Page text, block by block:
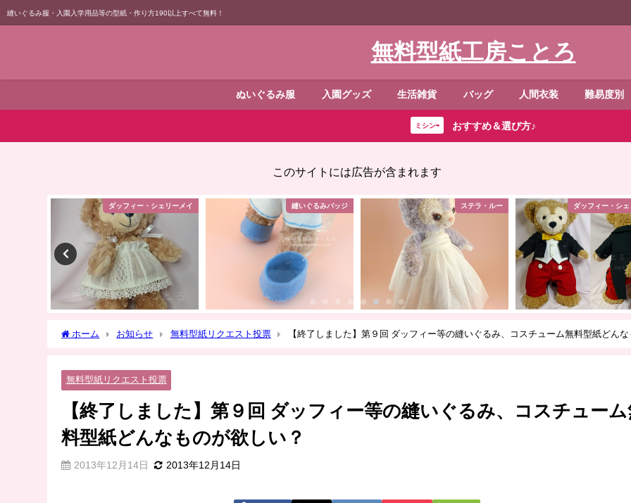
縫いぐるみ服・入園入学用品等の型紙・作り方190以上すべて無料！
無料型紙工房ことろ
ぬいぐるみ服 入園グッズ 生活雑貨 バッグ 人間衣装 難易度別
ミシン⇨ おすすめ＆選び方♪
このサイトには広告が含まれます
ダッフィー・シェリーメイ 縫いぐるみバッジ ステラ・ルー ダッフィー・シ
ホーム お知らせ 無料型紙リクエスト投票
【終了しました】第９回 ダッフィー等の縫いぐるみ、コスチューム無料型紙どんな
無料型紙リクエスト投票
【終了しました】第９回 ダッフィー等の縫いぐるみ、コスチューム
料型紙どんなものが欲しい？
2013年12月14日 2013年12月14日